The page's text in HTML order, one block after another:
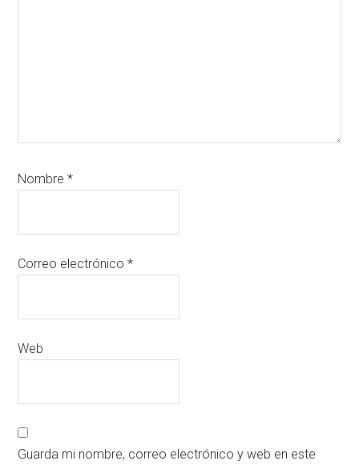
Nombre*
Correo electrónico*
Web
Guarda mi nombre, correo electrónico y web en este